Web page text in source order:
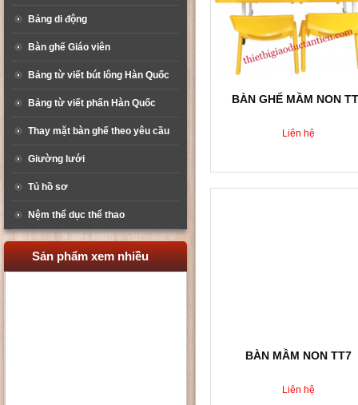
Bảng di động
Bàn ghế Giáo viên
Bảng từ viết bút lông Hàn Quốc
Bảng từ viết phấn Hàn Quốc
Thay mặt bàn ghế theo yêu cầu
Giường lưới
Tủ hồ sơ
Nệm thể dục thể thao
Sản phẩm xem nhiều
BÀN GHẾ MẦM NON
Liên hệ
BÀN MẦM NON TT7
Liên hệ